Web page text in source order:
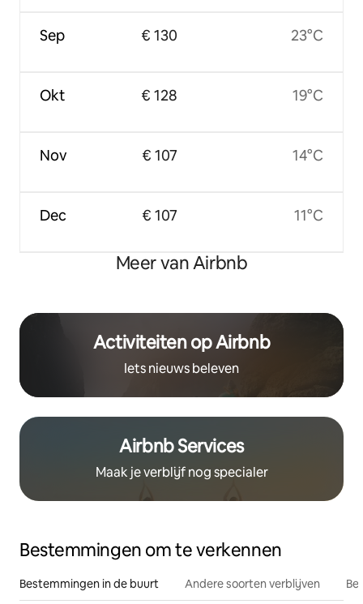
Sep
Okt
Nov
Dec
€ 130
€ 128
€ 107
€ 107
23°C
19°C
14°C
11°C
Meer van Airbnb
Activiteiten op Airbnb
Iets nieuws beleven
Airbnb Services
Maak je verblijf nog specialer
Bestemmingen om te verkennen
Bestemmingen in de buurt Andere soorten verblijven